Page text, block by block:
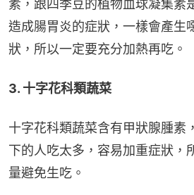
素，跟四季豆的植物血球凝集素
造成腸胃炎的症狀，一樣會產生
狀，所以一定要充分加熱再吃﻿。
3. 十字花科類蔬菜
十字花科類蔬菜含有甲狀腺腫素
下的人吃太多，容易加重症狀，
量避免生吃﻿。